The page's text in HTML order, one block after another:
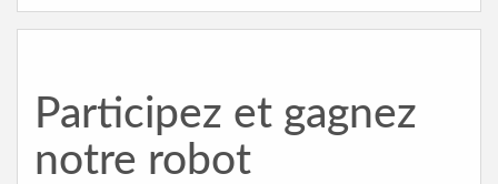
Participez et gagnez
notre robot